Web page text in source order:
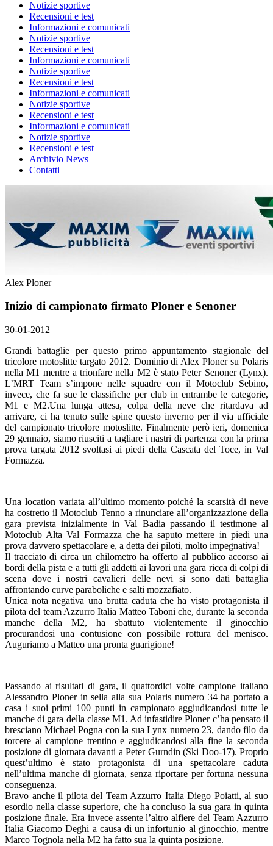
Notizie sportive
Recensioni e test
Informazioni e comunicati
Notizie sportive
Recensioni e test
Informazioni e comunicati
Notizie sportive
Recensioni e test
Informazioni e comunicati
Notizie sportive
Recensioni e test
Informazioni e comunicati
Notizie sportive
Recensioni e test
Archivio News
Contatti
Alex Ploner
Inizio di campionato firmato Ploner e Senoner
30-01-2012
Grandi battaglie per questo primo appuntamento stagionale del
tricolore motoslitte targato 2012. Dominio di Alex Ploner su Polaris
nella M1 mentre a trionfare nella M2 è stato Peter Senoner (Lynx).
L’MRT Team s’impone nelle squadre con il Motoclub Sebino,
invece, che fa sue le classifiche per club in entrambe le categorie,
M1 e M2.Una lunga attesa, colpa della neve che ritardava ad
arrivare, ci ha tenuto sulle spine questo inverno per il via ufficiale
del campionato tricolore motoslitte. Finalmente però ieri, domenica
29 gennaio, siamo riusciti a tagliare i nastri di partenza con la prima
prova targata 2012 svoltasi ai piedi della Cascata del Toce, in Val
Formazza.
Una location variata all’ultimo momento poiché la scarsità di neve
ha costretto il Motoclub Tenno a rinunciare all’organizzazione della
gara prevista inizialmente in Val Badia passando il testimone al
Motoclub Alta Val Formazza che ha saputo mettere in piedi una
prova davvero spettacolare e, a detta dei piloti, molto impegnativa!
Il tracciato di circa un chilometro ha offerto al pubblico accorso ai
bordi della pista e a tutti gli addetti ai lavori una gara ricca di colpi di
scena dove i nostri cavalieri delle nevi si sono dati battaglia
affrontando curve paraboliche e salti mozzafiato.
Unica nota negativa una brutta caduta che ha visto protagonista il
pilota del team Azzurro Italia Matteo Taboni che, durante la seconda
manche della M2, ha sbattuto violentemente il ginocchio
procurandosi una contusione con possibile rottura del menisco.
Auguriamo a Matteo una pronta guarigione!
Passando ai risultati di gara, il quattordici volte campione italiano
Alessandro Ploner in sella alla sua Polaris numero 34 ha portato a
casa i suoi primi 100 punti in campionato aggiudicandosi tutte le
manche di gara della classe M1. Ad infastidire Ploner c’ha pensato il
bresciano Michael Pogna con la sua Lynx numero 23, dando filo da
torcere al campione trentino e aggiudicandosi alla fine la seconda
posizione di giornata davanti a Peter Gurndin (Ski Doo-17). Proprio
quest’ultimo è stato protagonista di una spettacolare caduta
nell’ultima manche di giornata, senza riportare per fortuna nessuna
conseguenza.
Bravo anche il pilota del Team Azzurro Italia Diego Poiatti, al suo
esordio nella classe superiore, che ha concluso la sua gara in quinta
posizione finale. Era invece assente l’altro alfiere del Team Azzurro
Italia Giacomo Deghi a causa di un infortunio al ginocchio, mentre
Marco Tognola nella M2 ha fatto sua la quinta posizione.